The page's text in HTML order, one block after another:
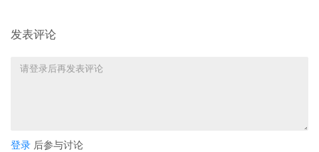
发表评论
登录 后参与讨论